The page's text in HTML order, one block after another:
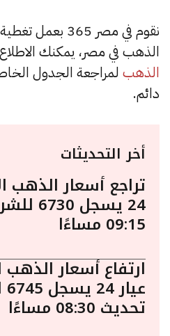
نقوم في مصر 365
الذهب في مصر، يمكنك
الذهب لمراجعة الجدول
دائم.
أخر التحديثات
تراجع أسعار الذهب
24
09:15 مساءًا
ارتفاع أسعار
تحديث 08:30 مساءًا